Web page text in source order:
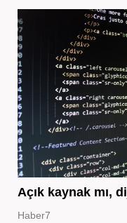
Açık kaynak mı,
Haber7